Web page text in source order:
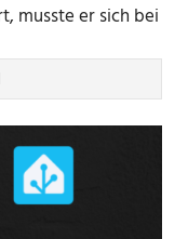
musste er sich bei